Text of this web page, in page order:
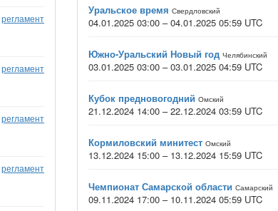
регламент
регламент
регламент
регламент
Уральское время Свердловский
04.01.2025 03:00 – 04.01.2025 05:59 UTC
Южно-Уральский Новый год Челябинский
03.01.2025 03:00 – 03.01.2025 04:59 UTC
Кубок предновогодний Омский
21.12.2024 14:00 – 22.12.2024 03:59 UTC
Кормиловский минитест Омский
13.12.2024 15:00 – 13.12.2024 15:59 UTC
Чемпионат Самарской области Самарский
09.11.2024 17:00 – 10.11.2024 05:59 UTC